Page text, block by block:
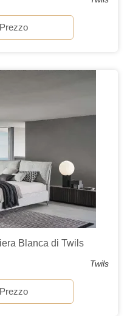
Blanca di Twils
Twils